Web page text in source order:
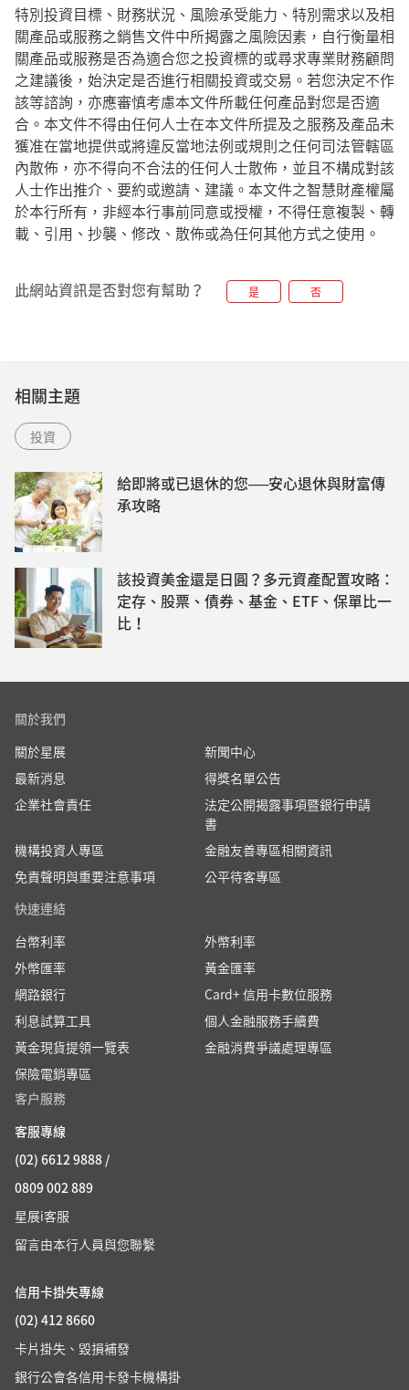
特別投資目標、財務狀況、風險承受能力、特別需求以及相
關產品或服務之銷售文件中所揭露之風險因素，自行衡量相
關產品或服務是否為適合您之投資標的或尋求專業財務顧問
之建議後，始決定是否進行相關投資或交易。若您決定不作
該等諮詢，亦應審慎考慮本文件所載任何產品對您是否適
合。本文件不得由任何人士在本文件所提及之服務及產品未
獲准在當地提供或將違反當地法例或規則之任何司法管轄區
內散佈，亦不得向不合法的任何人士散佈，並且不構成對該
人士作出推介、要約或邀請、建議。本文件之智慧財產權屬
於本行所有，非經本行事前同意或授權，不得任意複製、轉
載、引用、抄襲、修改、散佈或為任何其他方式之使用。
此網站資訊是否對您有幫助？ 是 否
相關主題
投資
給即將或已退休的您──安心退休與財富傳
承攻略
該投資美金還是日圓？多元資產配置攻略：
定存、股票、債券、基金、ETF、保單比一
比！
關於我們
關於星展
新聞中心
最新消息
得獎名單公告
企業社會責任
法定公開揭露事項暨銀行申請
書
機構投資人專區
金融友善專區相關資訊
免責聲明與重要注意事項
公平待客專區
快速連結
台幣利率
外幣利率
外幣匯率
黃金匯率
網路銀行
Card+ 信用卡數位服務
利息試算工具
個人金融服務手續費
黃金現貨提領一覽表
金融消費爭議處理專區
保險電銷專區
客户服務
客服專線
(02) 6612 9888 /
0809 002 889
星展i客服
留言由本行人員與您聯繫
信用卡掛失專線
(02) 412 8660
卡片掛失、毀損補發
銀行公會各信用卡發卡機構掛